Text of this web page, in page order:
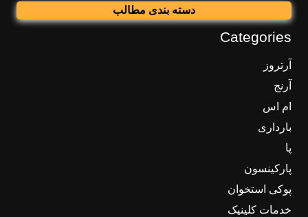
دسته بندی مطالب
Categories
آرتروز
آرنج
ام اس
بارداری
پا
پارکینسون
پوکی استخوان
خدمات کلینیک